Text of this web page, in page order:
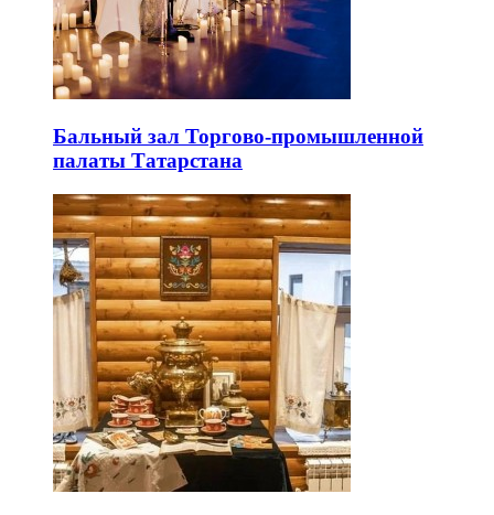
Бальный зал Торгово-промышленной
палаты Татарстана